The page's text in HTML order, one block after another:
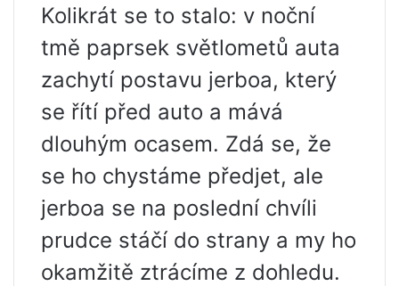
Kolikrát se to stalo: v noční
tmě paprsek světlometů auta
zachytí postavu jerboa, který
se řítí před auto a mává
dlouhým ocasem. Zdá se, že
se ho chystáme předjet, ale
jerboa se na poslední chvíli
prudce stáčí do strany a my ho
okamžitě ztrácíme z dohledu.